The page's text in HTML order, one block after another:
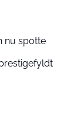
nu spotte